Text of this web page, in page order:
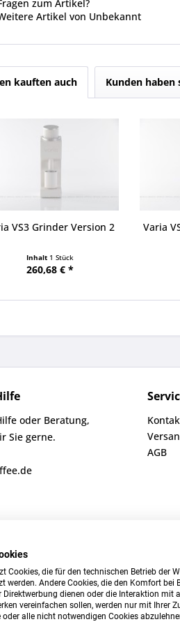
zum Artikel?
Artikel von Unbekannt
kauften auch Kunden haben
VS3 Grinder Version 2
Inhalt 1 Stück
260,68 € *
Varia
oder Beratung,
Sie gerne.
AGB
Cookies, die für den technischen Betrieb der
werden. Andere Cookies, die den Komfort bei
Direktwerbung dienen oder die Interaktion mit
vereinfachen sollen, werden nur mit Ihrer
oder alle nicht notwendigen Cookies